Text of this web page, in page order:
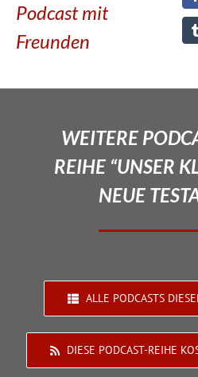
Podcast mit
Freunden
WEITERE
REIHE “UNSER
NEUE
ALLE PODCASTS
DIESE PODCAST-REIHE